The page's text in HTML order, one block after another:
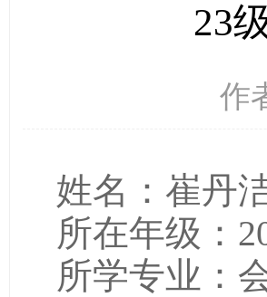
23
作
姓名：崔丹
所在年级：
所学专业：